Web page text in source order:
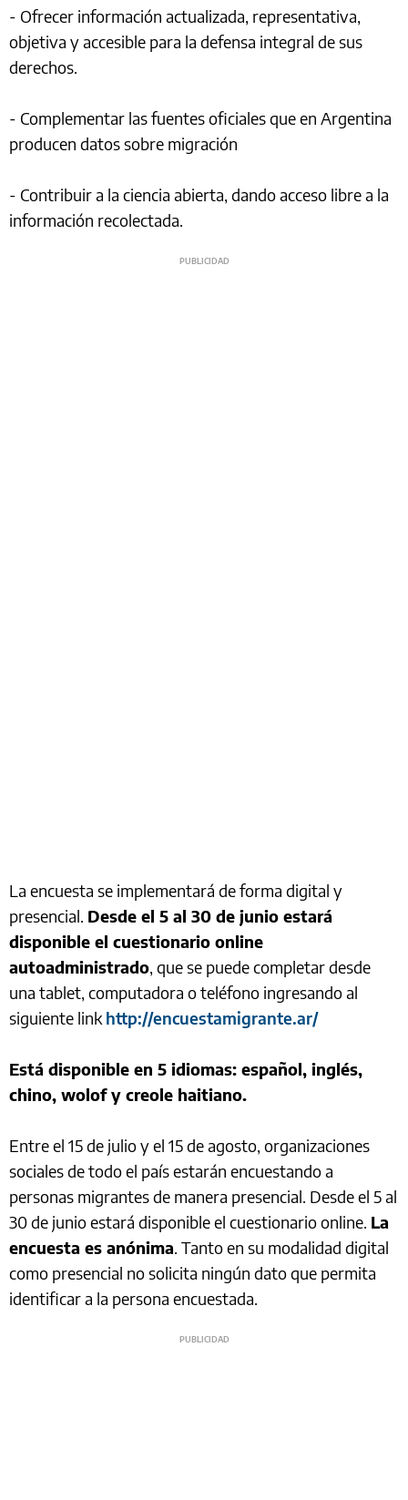
- Ofrecer información actualizada, representativa,
objetiva y accesible para la defensa integral de sus
derechos.
- Complementar las fuentes oficiales que en Argentina
producen datos sobre migración
- Contribuir a la ciencia abierta, dando acceso libre a la
información recolectada.
La encuesta se implementará de forma digital y
presencial. Desde el 5 al 30 de junio estará
disponible el cuestionario online
autoadministrado, que se puede completar desde
una tablet, computadora o teléfono ingresando al
siguiente link http://encuestamigrante.ar/
Está disponible en 5 idiomas: español, inglés,
chino, wolof y creole haitiano.
Entre el 15 de julio y el 15 de agosto, organizaciones
sociales de todo el país estarán encuestando a
personas migrantes de manera presencial. Desde el 5 al
30 de junio estará disponible el cuestionario online. La
encuesta es anónima. Tanto en su modalidad digital
como presencial no solicita ningún dato que permita
identificar a la persona encuestada.